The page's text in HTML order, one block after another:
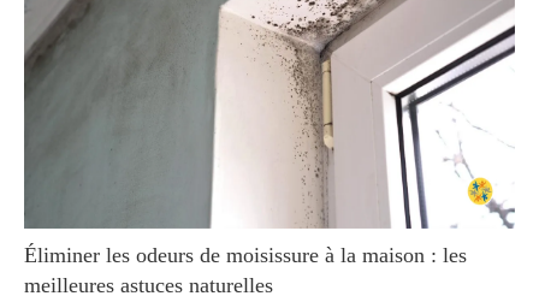
Éliminer les odeurs de moisissure à la maison : les
meilleures astuces naturelles